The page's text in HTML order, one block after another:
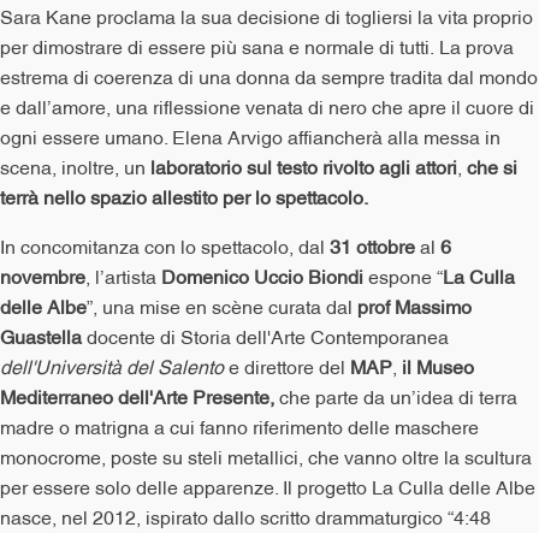
Sara Kane proclama la sua decisione di togliersi la vita proprio
per dimostrare di essere più sana e normale di tutti. La prova
estrema di coerenza di una donna da sempre tradita dal mondo
e dall’amore, una riflessione venata di nero che apre il cuore di
ogni essere umano. Elena Arvigo affiancherà alla messa in
scena, inoltre, un laboratorio sul testo rivolto agli attori che si
terrà nello spazio allestito per lo spettacolo.
In concomitanza con lo spettacolo, dal 31 ottobre al 6
novembre , l’artista Domenico Uccio Biondi espone “ La Culla
delle Albe”, una mise en scène curata dal prof Massimo
Guastella docente di Storia dell'Arte Contemporanea
dell'Università del Salentoe direttore del MAP il Museo
Mediterraneo dell'Arte Presente che parte da un’idea di terra
madre o matrigna a cui fanno riferimento delle maschere
monocrome, poste su steli metallici, che vanno oltre la scultura
per essere solo delle apparenze. Il progetto La Culla delle Albe
nasce, nel 2012, ispirato dallo scritto drammaturgico “4:48